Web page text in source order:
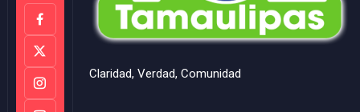
Claridad, Verdad, Comunidad